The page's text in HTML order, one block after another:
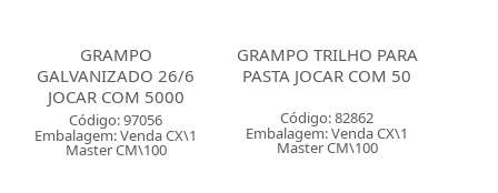
GRAMPO
GALVANIZADO 26/6
JOCAR COM 5000
Código: 97056
Embalagem: Venda CX\1
Master CM\100
GRAMPO TRILHO PARA
PASTA JOCAR COM 50
Código: 82862
Embalagem: Venda CX\1
Master CM\100